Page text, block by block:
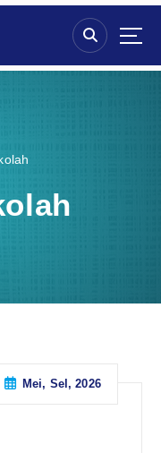
Mei, Sel, 2026